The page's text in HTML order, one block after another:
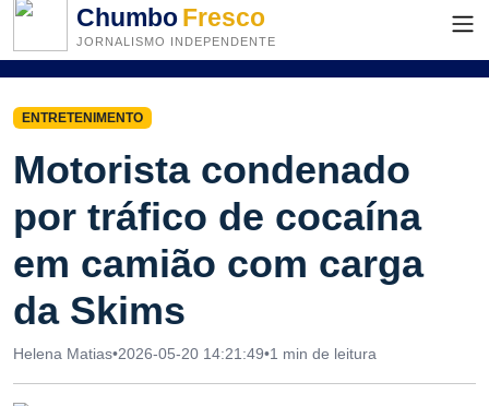
ChumboFresco
JORNALISMO INDEPENDENTE
ENTRETENIMENTO
Motorista condenado
por tráfico de cocaína
em camião com carga
da Skims
Helena Matias•2026-05-20 14:21:49•1 min de leitura